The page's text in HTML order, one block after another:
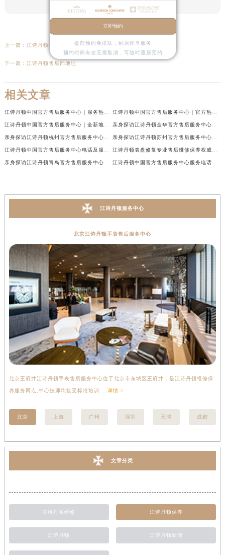
上一篇： 江诗丹顿手表发条上紧技巧与故障排除（专业维修指南）
下一篇： 江诗丹顿售后部地址
相关文章
江诗丹顿中国官方售后服务中心｜服务热线及全部维修地址权威信息通告（2026年7月最新） 江诗丹顿中国官方售后服务中心｜官方热线与门店地址权威信息声明（2026年7月最新）
江诗丹顿中国官方售后服务中心｜全新地址及售后电话权威信息通告（2026年7月最新） 亲身探访江诗丹顿金华官方售后服务中心｜全新地址电话（2026年7月最新）
亲身探访江诗丹顿杭州官方售后服务中心｜全部网点地址电话（2026年7月最新） 亲身探访江诗丹顿苏州官方售后服务中心｜完整地址与联系电话（2026年7月最新）
江诗丹顿中国官方售后服务中心电话及服务网点地址实地考察报告_多信源验证（2026年7月最新） 江诗丹顿表盘修复专业售后维修保养权威公示（2026年7月最新）
亲身探访江诗丹顿青岛官方售后服务中心｜全新服务热线及门店地址（2026年7月最新） 江诗丹顿中国官方售后服务中心服务电话及详细地址实地考察报告_多信源验证（2026年7月最新）
江诗丹顿服务中心
北京江诗丹顿手表售后服务中心
北京王府井江诗丹顿手表售后服务中心位于北京市东城区王府井，是江诗丹顿维修保
养服务网点,中心技师均接受标准培训....详情 >
北京 上海 广州 深圳 天津 成都
文章分类
江诗丹顿维修 江诗丹顿保养
江诗丹顿 江诗丹顿新闻
立即预约
提前预约免排队，到店即享服务
预约时间有变无需取消，可随时重新预约